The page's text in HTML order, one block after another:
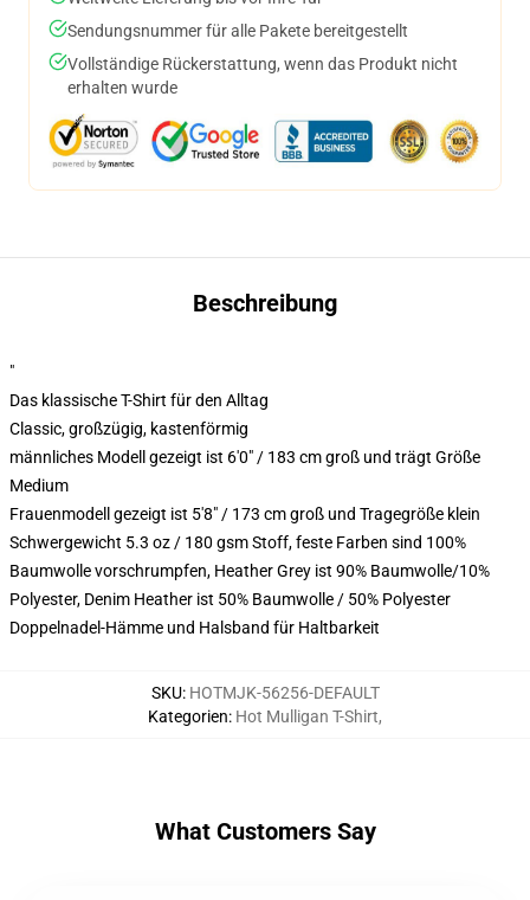
Sendungsnummer für alle Pakete bereitgestellt
Vollständige Rückerstattung, wenn das Produkt nicht
erhalten wurde
Beschreibung
"
Das klassische T-Shirt für den Alltag
Classic, großzügig, kastenförmig
männliches Modell gezeigt ist 6'0" / 183 cm groß und trägt Größe
Medium
Frauenmodell gezeigt ist 5'8" / 173 cm groß und Tragegröße klein
Schwergewicht 5.3 oz / 180 gsm Stoff, feste Farben sind 100%
Baumwolle vorschrumpfen, Heather Grey ist 90% Baumwolle/10%
Polyester, Denim Heather ist 50% Baumwolle / 50% Polyester
Doppelnadel-Hämme und Halsband für Haltbarkeit
SKU: HOTMJK-56256-DEFAULT
Kategorien: Hot Mulligan T-Shirt,
What Customers Say